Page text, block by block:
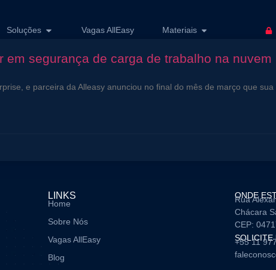
Soluções Vagas AllEasy Materiais
segurança de carga de trabalho na nuvem
e parceira da Alleasy anunciou no final do mês de março que
LINKS
Home
Sobre Nós
Vagas AllEasy
Blog
ONDE
Rua
Chácara
CEP:
SOLICITE
+55 11